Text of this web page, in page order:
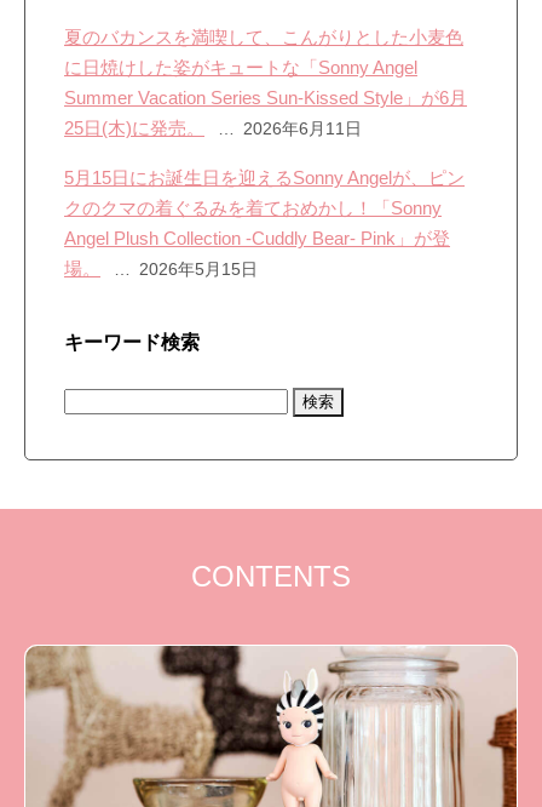
夏のバカンスを満喫して、こんがりとした小麦色
に日焼けした姿がキュートな「Sonny Angel
Summer Vacation Series Sun-Kissed Style」が6月
25日(木)に発売。
2026年6月11日
5月15日にお誕生日を迎えるSonny Angelが、ピン
クのクマの着ぐるみを着ておめかし！「Sonny
Angel Plush Collection -Cuddly Bear- Pink」が登
場。
2026年5月15日
キーワード検索
CONTENTS